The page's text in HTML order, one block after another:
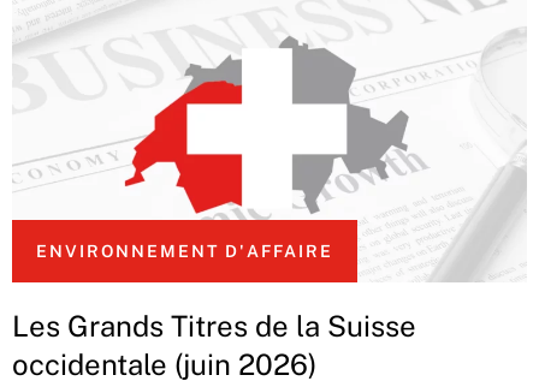
ENVIRONNEMENT D'AFFAIRE
Les Grands Titres de la Suisse
occidentale (juin 2026)